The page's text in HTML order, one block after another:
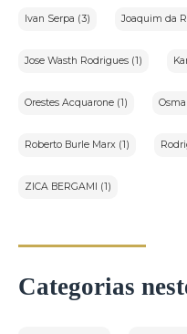
Ivan Serpa (3) Joaquim da
Jose Wasth Rodrigues (1)
Orestes Acquarone (1)
Roberto Burle Marx (1)
ZICA BERGAMI (1)
Categorias